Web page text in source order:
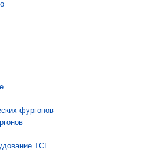
фургонов
TCL